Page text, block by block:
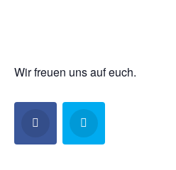
Wir freuen uns auf euch.